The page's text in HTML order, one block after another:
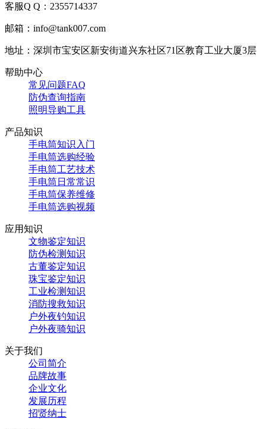
客服Q Q：2355714337
邮箱：info@tank007.com
地址：深圳市宝安区新安街道兴东社区71区教育工业大厦3层
帮助中心
常见问题FAQ
防伪查询指南
照明导购工具
产品知识
手电筒知识入门
手电筒选购经验
手电筒工艺技术
手电筒日常常识
手电筒保养维修
手电筒选购视频
应用知识
文物鉴定知识
防伪检测知识
古董鉴定知识
珠宝鉴定知识
工业检测知识
消防搜救知识
户外夜钓知识
户外夜骑知识
关于我们
公司简介
品牌故事
企业文化
发展历程
招贤纳士